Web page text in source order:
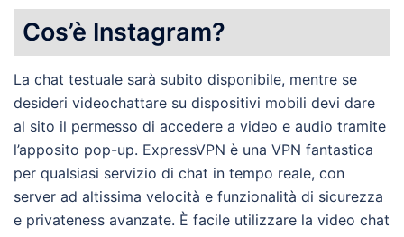
Cos’è Instagram?
La chat testuale sarà subito disponibile, mentre se
desideri videochattare su dispositivi mobili devi dare
al sito il permesso di accedere a video e audio tramite
l’apposito pop-up. ExpressVPN è una VPN fantastica
per qualsiasi servizio di chat in tempo reale, con
server ad altissima velocità e funzionalità di sicurezza
e privateness avanzate. È facile utilizzare la video chat